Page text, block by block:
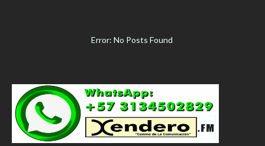
Error: No Posts Found